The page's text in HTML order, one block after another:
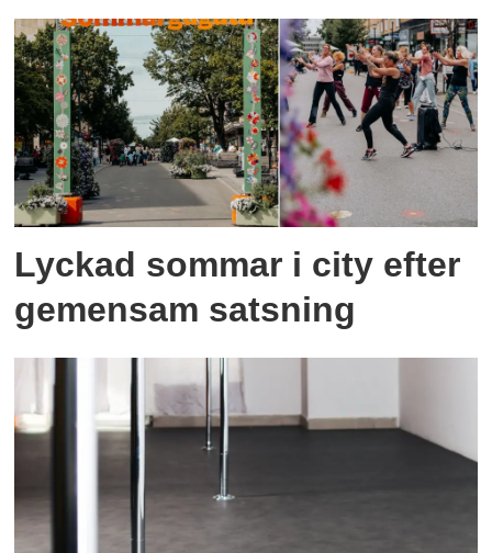
Lyckad sommar i city efter
gemensam satsning